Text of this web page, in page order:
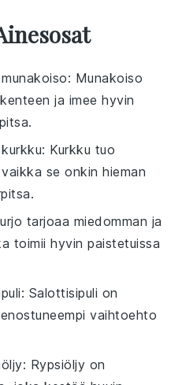
munakoiso: Munakoiso
ja imee hyvin
kurkku: Kurkku tuo
se onkin hieman
tarjoaa miedomman ja
toimii hyvin paistetuissa
: Salottisipuli on
vaihtoehto
: Rypsiöljy on